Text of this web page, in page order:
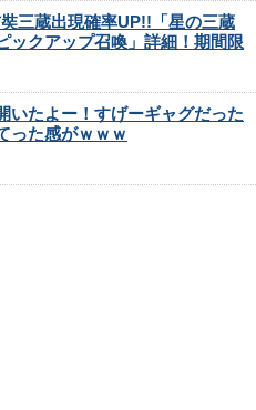
三蔵出現確率UP!!「星の三蔵
ックアップ召喚」詳細！期間限
いたよー！すげーギャグだった
った感がｗｗｗ